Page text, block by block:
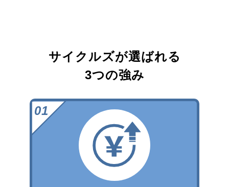
サイクルズが選ばれる
3つの強み